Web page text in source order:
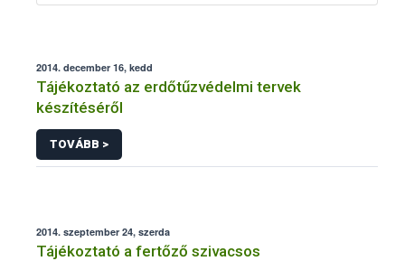
2014. december 16, kedd
Tájékoztató az erdőtűzvédelmi tervek
készítéséről
TOVÁBB >
2014. szeptember 24, szerda
Tájékoztató a fertőző szivacsos